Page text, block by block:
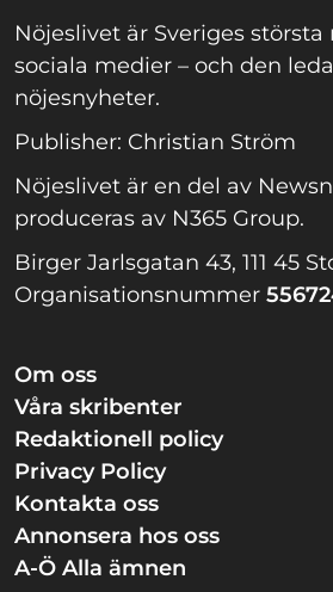
Nöjeslivet är Sveriges största
sociala medier – och den
nöjesnyheter.
Publisher: Christian Ström
Nöjeslivet är en del av
produceras av N365 Group.
Birger Jarlsgatan 43, 111 45
Organisationsnummer
Om oss
Våra skribenter
Redaktionell policy
Privacy Policy
Kontakta oss
Annonsera hos oss
A-Ö Alla ämnen